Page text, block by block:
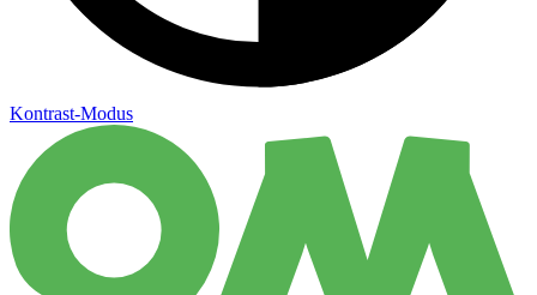
Kontrast-Modus